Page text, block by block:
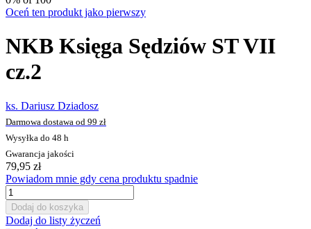
Oceń ten produkt jako pierwszy
NKB Księga Sędziów ST VII
cz.2
ks. Dariusz Dziadosz
Darmowa dostawa od 99 zł
Wysyłka do 48 h
Gwarancja jakości
79,95 zł
Powiadom mnie gdy cena produktu spadnie
Dodaj do koszyka
Dodaj do listy życzeń